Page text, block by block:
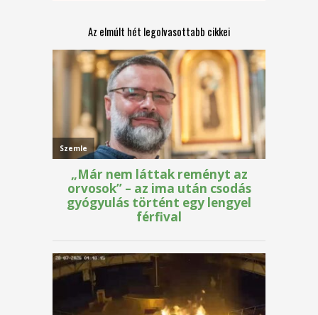
Az elmúlt hét legolvasottabb cikkei